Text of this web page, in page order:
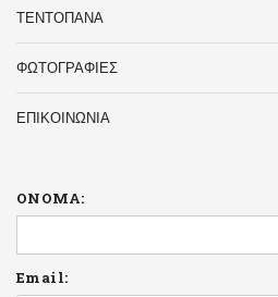
ΤΕΝΤΟΠΑΝΑ
ΦΩΤΟΓΡΑΦΙΕΣ
ΕΠΙΚΟΙΝΩΝΙΑ
ΟΝΟΜΑ:
Email: